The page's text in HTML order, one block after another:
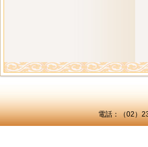
電話：（02）